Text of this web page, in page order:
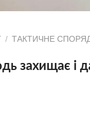
/ ТАКТИЧНЕ
захищає і